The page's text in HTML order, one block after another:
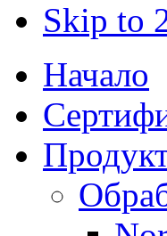
Skip to
Начало